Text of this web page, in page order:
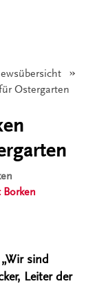
Ostergarten
Borken
sind
Leiter der